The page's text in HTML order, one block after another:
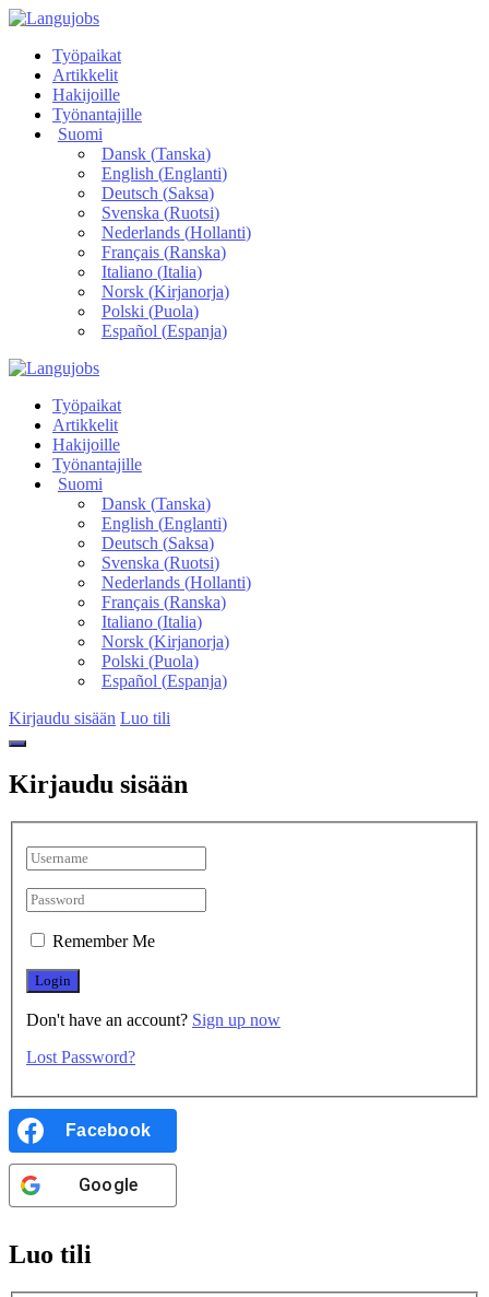
Työpaikat
Artikkelit
Hakijoille
Työnantajille
Suomi
Dansk(Tanska)
English (Englanti)
Deutsch (Saksa)
Svenska (Ruotsi)
Nederlands(Hollanti)
Français(Ranska)
Italiano(Italia)
Norsk(Kirjanorja)
Polski (Puola)
Español (Espanja)
Työpaikat
Artikkelit
Hakijoille
Työnantajille
Suomi
Dansk(Tanska)
English (Englanti)
Deutsch (Saksa)
Svenska (Ruotsi)
Nederlands(Hollanti)
Français(Ranska)
Italiano(Italia)
Norsk(Kirjanorja)
Polski (Puola)
Español (Espanja)
Kirjaudu sisään Luo tili
Kirjaudu sisään
Remember Me
Don't have an account? Sign up now
Lost Password?
Facebook
Google
Luo tili